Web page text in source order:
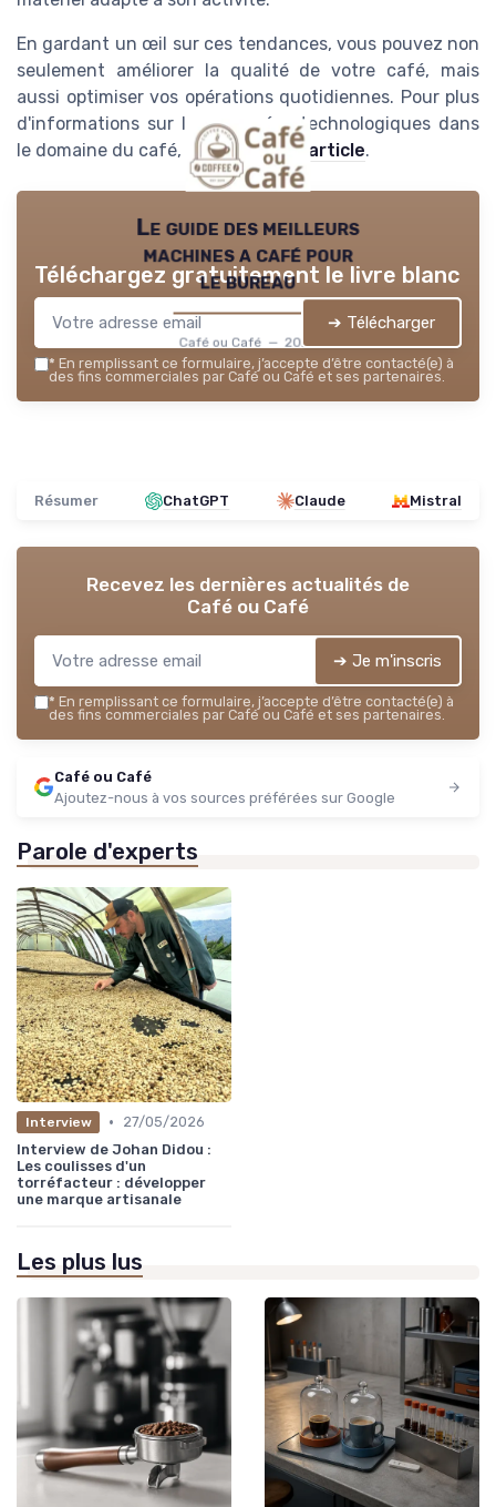
En gardant un œil sur ces tendances, vous pouvez non
seulement améliorer la qualité de votre café, mais
aussi optimiser vos opérations quotidiennes. Pour plus
d'informations sur les avancées technologiques dans
le domaine du café, consultezcet article.
Le guide des meilleurs
machines a café pour
le bureau
Café ou Café — 2026
Téléchargez gratuitement le livre blanc
➔ Télécharger
* En remplissant ce formulaire, j’accepte d’être contacté(e) à
des fins commerciales par Café ou Café et ses partenaires.
Résumer ChatGPT Claude Mistral
Recevez les dernières actualités de
Café ou Café
➔ Je m'inscris
* En remplissant ce formulaire, j’accepte d’être contacté(e) à
des fins commerciales par Café ou Café et ses partenaires.
Café ou Café
Ajoutez-nous à vos sources préférées sur Google
Parole d'experts
Interview •
27/05/2026
Interview de Johan Didou :
Les coulisses d'un
torréfacteur : développer
une marque artisanale
Les plus lus